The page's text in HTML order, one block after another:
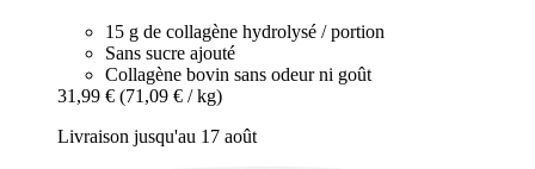
15 g de collagène hydrolysé / portion
Sans sucre ajouté
Collagène bovin sans odeur ni goût
31,99 € (71,09 € / kg)
Livraison jusqu'au 17 août